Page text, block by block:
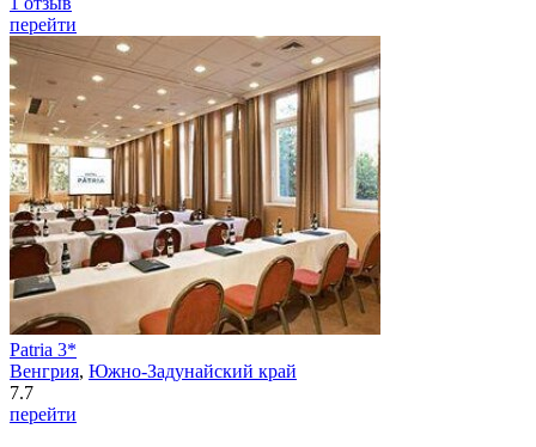
перейти
Patria 3*
Венгрия, Южно-Задунайский край
7.7
перейти